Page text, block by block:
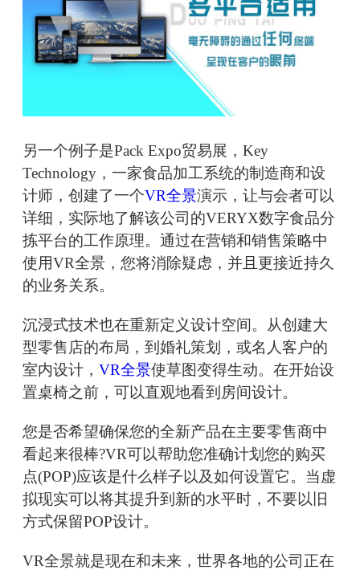
另一个例子是Pack Expo贸易展，Key
Technology，一家食品加工系统的制造商和设
计师，创建了一个VR全景演示，让与会者可以
详细，实际地了解该公司的VERYX数字食品分
拣平台的工作原理。通过在营销和销售策略中
使用VR全景，您将消除疑虑，并且更接近持久
的业务关系。
沉浸式技术也在重新定义设计空间。从创建大
型零售店的布局，到婚礼策划，或名人客户的
室内设计， VR全景使草图变得生动。在开始设
置桌椅之前，可以直观地看到房间设计。
您是否希望确保您的全新产品在主要零售商中
看起来很棒?VR可以帮助您准确计划您的购买
点(POP)应该是什么样子以及如何设置它。当虚
拟现实可以将其提升到新的水平时，不要以旧
方式保留POP设计。
VR全景就是现在和未来，世界各地的公司正在